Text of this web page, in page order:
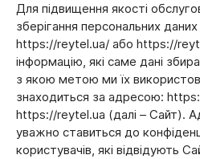
Для підвищення якості
зберігання персональних даних
https://reytel.ua/ або https://
інформацію, які саме дані
з якою метою ми їх
знаходиться за адресою:
https://reytel.ua (далі – Сайт).
уважно ставиться до
користувачів, які відвідують